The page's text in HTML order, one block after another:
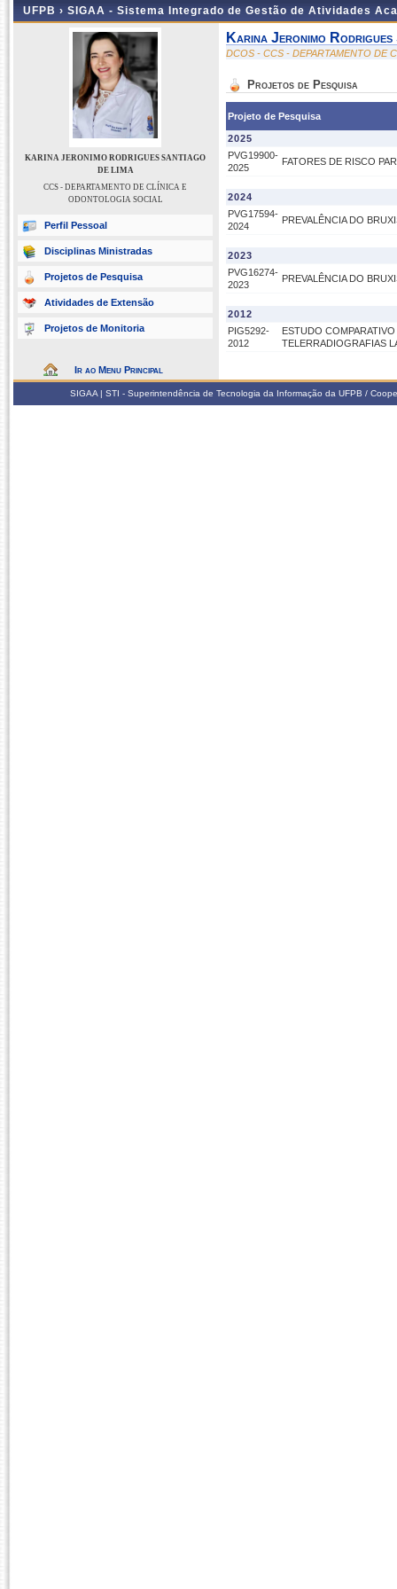
UFPB › SIGAA - Sistema Integrado de Gestão de Atividades
KARINA JERONIMO RODRIGUES SANTIAGO
DE LIMA
CCS - DEPARTAMENTO DE CLÍNICA E
ODONTOLOGIA SOCIAL
Perfil Pessoal
Disciplinas Ministradas
Projetos de Pesquisa
Atividades de Extensão
Projetos de Monitoria
Ir ao Menu Principal
Karina Jeronimo Rodrigues
DCOS - CCS - DEPARTAMENTO DE
Projetos de Pesquisa
Projeto de Pesquisa
2025
PVG19900-
2025
FATORES DE RISCO
2024
PVG17594-
2024
PREVALÊNCIA DO
2023
PVG16274-
2023
PREVALÊNCIA DO
2012
PIG5292-
2012
ESTUDO
TELERRADIOGRAFIAS
SIGAA | STI - Superintendência de Tecnologia da Informação da UFPB /